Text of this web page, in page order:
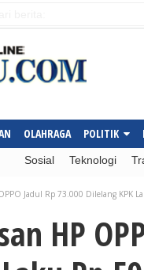
OLAHRAGA POLITIK
Sosial Teknologi
Jadul Rp 73.000 Dilelang KPK
HP